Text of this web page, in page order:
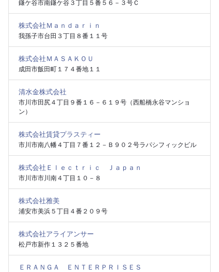
鎌ケ谷市南鎌ケ谷３丁目５番５６－３号Ｃ
株式会社Ｍａｎｄａｒｉｎ
我孫子市台田３丁目８番１１号
株式会社ＭＡＳＡＫＯＵ
成田市飯田町１７４番地１１
清水金株式会社
市川市田尻４丁目９番１６－６１９号（西船橋永谷マンショ
ン）
株式会社賃貸プラスティー
市川市南八幡４丁目７番１２－Ｂ９０２号ラパシフィックビル
株式会社Ｅｌｅｃｔｒｉｃ Ｊａｐａｎ
市川市市川南４丁目１０－８
株式会社雅美
浦安市美浜５丁目４番２０９号
株式会社アライアンサー
松戸市新作１３２５番地
ＥＲＡＮＧＡ ＥＮＴＥＲＰＲＩＳＥＳ